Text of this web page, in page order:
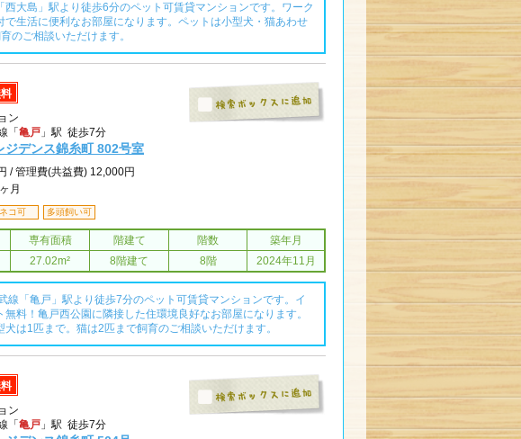
西大島」駅より徒歩6分のペット可賃貸マンションです。ワーク
で生活に便利なお部屋になります。ペットは小型犬・猫あわせ
のご相談いただけます。
ン
「 亀戸 」駅 徒歩7分
ジデンス錦糸町 802号室
/管理費(共益費) 12,000円
月
ネコ可 多頭飼い可
専有面積 階建て 階数
築年月
27.02m² 8階建て 8階 2024年11月
線「亀戸」駅より徒歩7分のペット可賃貸マンションです。イ
無料！亀戸西公園に隣接した住環境良好なお部屋になります。
犬は1匹まで。猫は2匹まで飼育のご相談いただけます。
ン
「 亀戸 」駅 徒歩7分